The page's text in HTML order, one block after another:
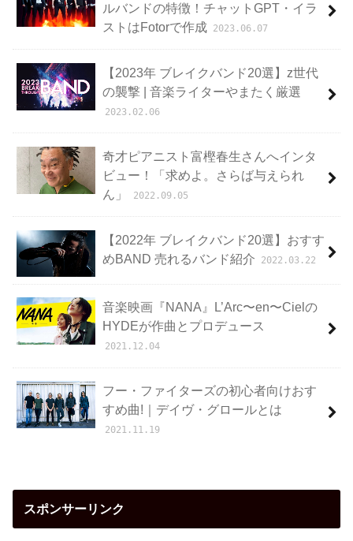
ルバンドの特徴！チャットGPT・イラ
ストはFotorで作成 2023.06.07
【2023年 ブレイクバンド20選】z世代
の襲撃 | 音楽ライターやまたく厳選
2023.02.06
奇才ピアニスト富樫春生さんへインタ
ビュー！「求めよ。さらば与えられ
ん」
2022.09.05
【2022年 ブレイクバンド20選】おすす
めBAND 売れるバンド紹介
2022.03.22
音楽映画『NANA』L’Arc〜en〜Cielの
HYDEが作曲とプロデュース
2021.12.04
フー・ファイターズの初心者向けおす
すめ曲!｜デイヴ・グロールとは
2021.11.19
スポンサーリンク